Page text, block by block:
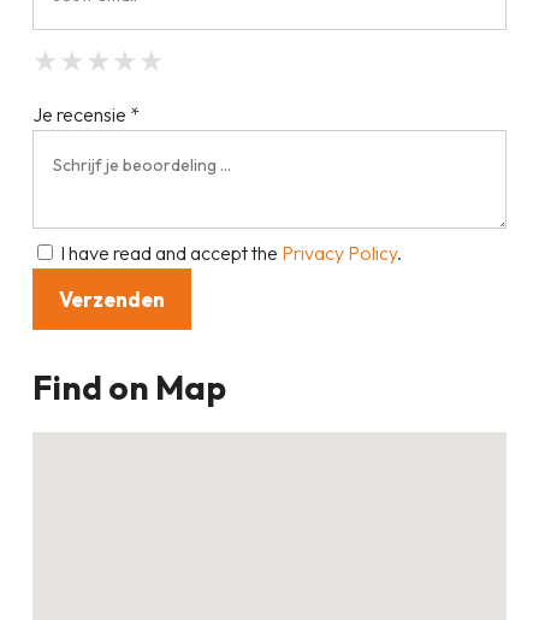
★
★ ★
★ ★ ★
★ ★ ★ ★
★ ★ ★ ★ ★
Je recensie *
I have read and accept the Privacy Policy.
Find on Map